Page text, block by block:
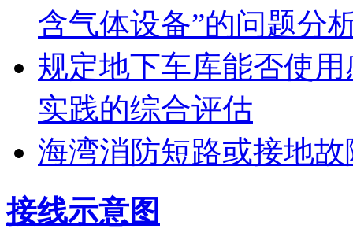
含气体设备”的问题分
规定地下车库能否使
实践的综合评估
海湾消防短路或接地
接线示意图